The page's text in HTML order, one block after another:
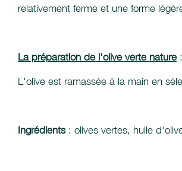
relativement ferme et une forme
La préparation de l'olive verte nature :
L'olive est ramassée à la main en
Ingrédients: olives vertes, huile